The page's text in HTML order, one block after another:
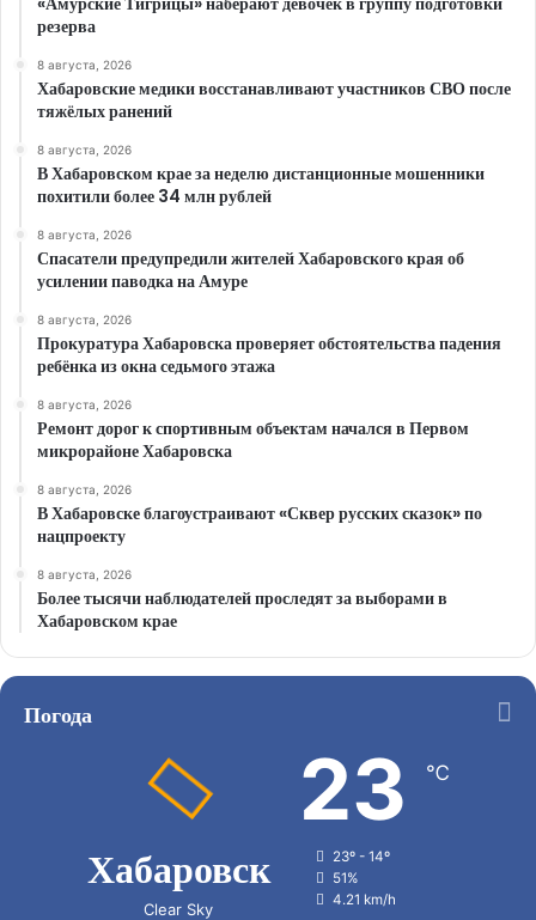
резерва
8 августа, 2026
Хабаровские медики восстанавливают участников СВО после
тяжёлых ранений
8 августа, 2026
В Хабаровском крае за неделю дистанционные мошенники
похитили более 34 млн рублей
8 августа, 2026
Спасатели предупредили жителей Хабаровского края об
усилении паводка на Амуре
8 августа, 2026
Прокуратура Хабаровска проверяет обстоятельства падения
ребёнка из окна седьмого этажа
8 августа, 2026
Ремонт дорог к спортивным объектам начался в Первом
микрорайоне Хабаровска
8 августа, 2026
В Хабаровске благоустраивают «Сквер русских сказок» по
нацпроекту
8 августа, 2026
Более тысячи наблюдателей проследят за выборами в
Хабаровском крае
Погода
Хабаровск
Clear Sky
23 ℃
23º - 14º
51%
4.21 km/h